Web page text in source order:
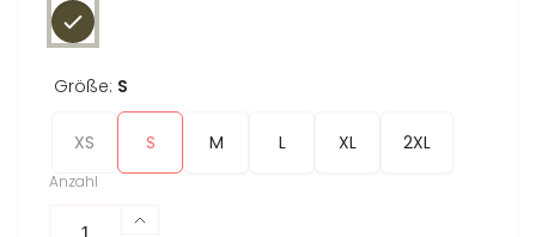
Größe: S
XS S M L XL 2XL
Anzahl
Erhöhe